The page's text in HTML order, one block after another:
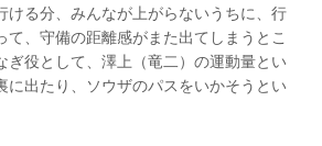
ける分、みんなが上がらないうちに、行
て、守備の距離感がまた出てしまうとこ
ぎ役として、澤上（竜二）の運動量とい
に出たり、ソウザのパスをいかそうとい